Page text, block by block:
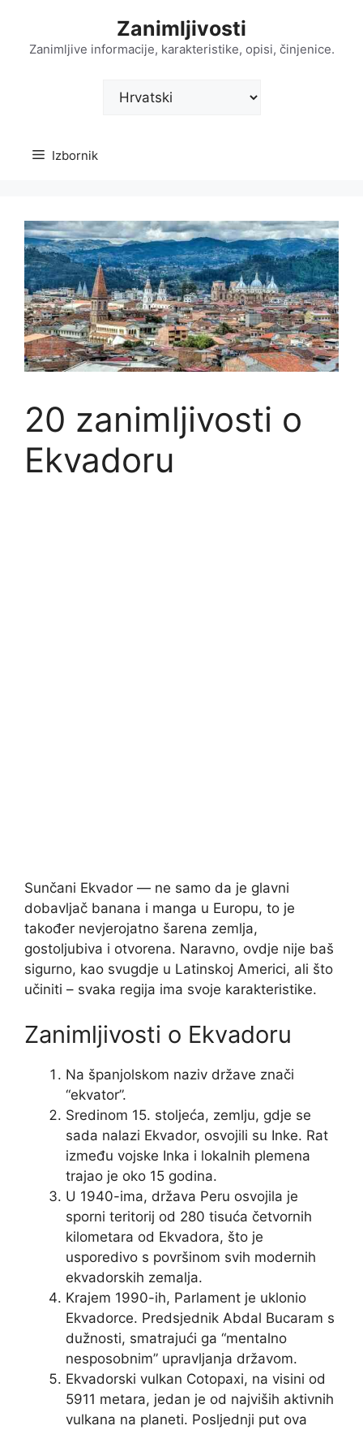
sadržaj
Zanimljivosti
Zanimljive informacije, karakteristike, opisi, činjenice.
Odaberite
Izbornik
20 zanimljivosti o
Ekvadoru
Sunčani Ekvador — ne samo da je glavni
dobavljač banana i manga u Europu, to je
također nevjerojatno šarena zemlja,
gostoljubiva i otvorena. Naravno, ovdje nije baš
sigurno, kao svugdje u Latinskoj Americi, ali što
učiniti – svaka regija ima svoje karakteristike.
Zanimljivosti o Ekvadoru
Na španjolskom naziv države znači
“ekvator”.
Sredinom 15. stoljeća, zemlju, gdje se
sada nalazi Ekvador, osvojili su Inke. Rat
između vojske Inka i lokalnih plemena
trajao je oko 15 godina.
U 1940-ima, država Peru osvojila je
sporni teritorij od 280 tisuća četvornih
kilometara od Ekvadora, što je
usporedivo s površinom svih modernih
ekvadorskih zemalja.
Krajem 1990-ih, Parlament je uklonio
Ekvadorce. Predsjednik Abdal Bucaram s
dužnosti, smatrajući ga “mentalno
nesposobnim” upravljanja državom.
Ekvadorski vulkan Cotopaxi, na visini od
5911 metara, jedan je od najviših aktivnih
vulkana na planeti. Posljednji put ova